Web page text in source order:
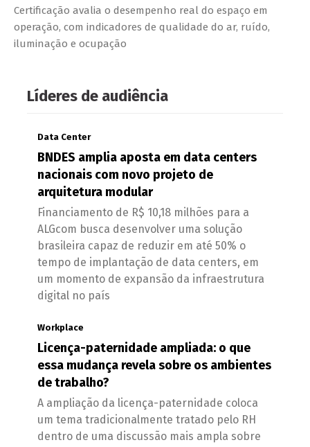
Certificação avalia o desempenho real do espaço em
operação, com indicadores de qualidade do ar, ruído,
iluminação e ocupação
Líderes de audiência
Data Center
BNDES amplia aposta em data centers
nacionais com novo projeto de
arquitetura modular
Financiamento de R$ 10,18 milhões para a
ALGcom busca desenvolver uma solução
brasileira capaz de reduzir em até 50% o
tempo de implantação de data centers, em
um momento de expansão da infraestrutura
digital no país
Workplace
Licença-paternidade ampliada: o que
essa mudança revela sobre os ambientes
de trabalho?
A ampliação da licença-paternidade coloca
um tema tradicionalmente tratado pelo RH
dentro de uma discussão mais ampla sobre